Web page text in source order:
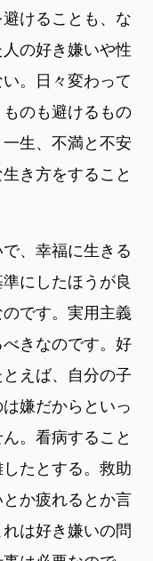
避けることも、な
の好き嫌いや性
。日々変わって
のも避けるもの
生、不満と不安
き方をすること
、幸福に生きる
にしたほうが良
です。実用主義
べきなのです。好
えば、自分の子
嫌だからといっ
。看病すること
たとする。救助
か疲れるとか言
は好き嫌いの問